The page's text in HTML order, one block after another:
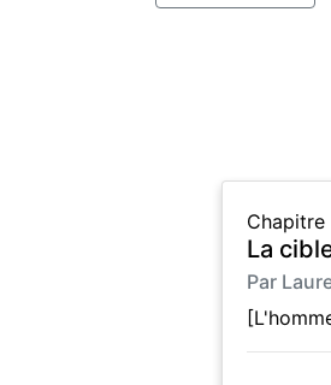
Chapitre
La
Par